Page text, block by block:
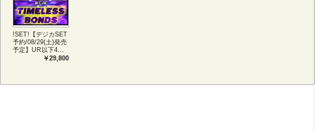
!SET!【デジカSET
予約/08/29(土)発売
予定】UR以下4コ
ンセット 【BT-￥29,800